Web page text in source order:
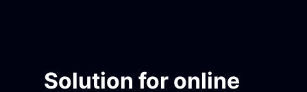
Solution for online